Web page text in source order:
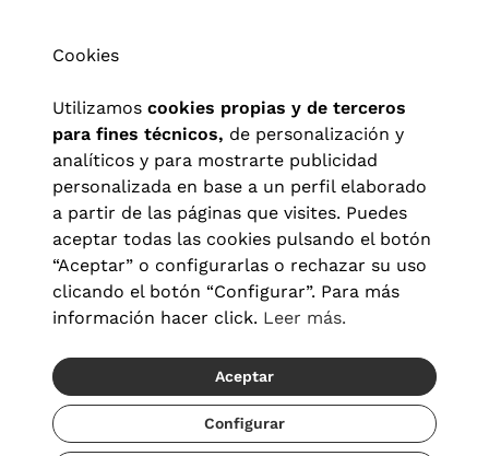
Aviso legal|Política de privacidad|Términos y condiciones
Configuración de cookies
Cookies
Utilizamos cookies propias y de terceros
para fines técnicos, de personalización y
analíticos y para mostrarte publicidad
personalizada en base a un perfil elaborado
a partir de las páginas que visites. Puedes
aceptar todas las cookies pulsando el botón
“Aceptar” o configurarlas o rechazar su uso
clicando el botón “Configurar”. Para más
información hacer click. Leer más.
Aceptar
Configurar